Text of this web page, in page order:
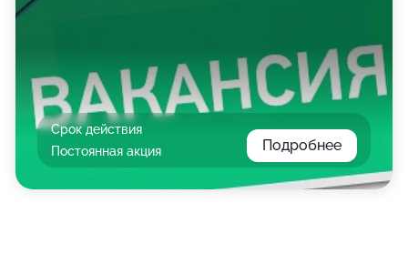
Срок действия
Постоянная акция
Подробнее